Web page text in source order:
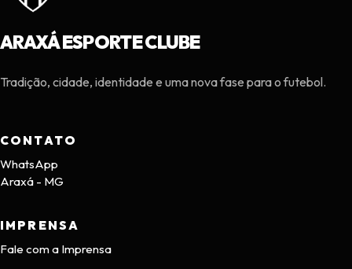
ARAXÁ ESPORTE CLUBE
Tradição, cidade, identidade e uma nova fase para o futebol.
CONTATO
WhatsApp
Araxá - MG
IMPRENSA
Fale com a Imprensa